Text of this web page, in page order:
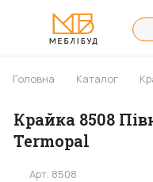
Головна Каталог
Крайка 8508
Termopal
Арт. 8508